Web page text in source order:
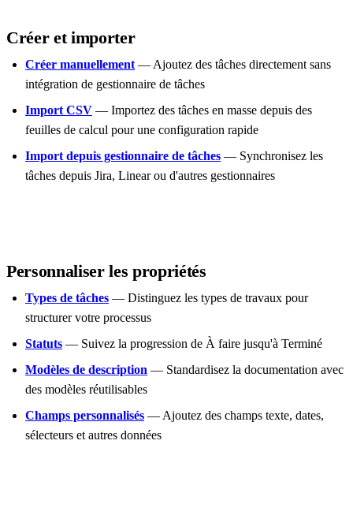
Créer et importer
Créer manuellement — Ajoutez des tâches directement sans
intégration de gestionnaire de tâches
Import CSV — Importez des tâches en masse depuis des
feuilles de calcul pour une configuration rapide
Import depuis gestionnaire de tâches — Synchronisez les
tâches depuis Jira, Linear ou d'autres gestionnaires
Personnaliser les propriétés
Types de tâches — Distinguez les types de travaux pour
structurer votre processus
Statuts — Suivez la progression de À faire jusqu'à Terminé
Modèles de description — Standardisez la documentation avec
des modèles réutilisables
Champs personnalisés — Ajoutez des champs texte, dates,
sélecteurs et autres données